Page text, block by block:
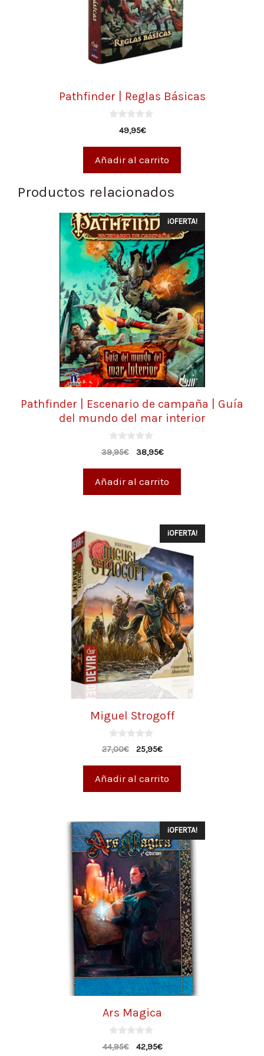
Pathfinder | Reglas Básicas
49,95€
Añadir al carrito
Productos relacionados
¡OFERTA!
Pathfinder | Escenario de campaña | Guía
del mundo del mar interior
0
d
39,95€ 38,95€
Añadir al carrito
¡OFERTA!
Miguel Strogoff
0
d
27,00€ 25,95€
Añadir al carrito
¡OFERTA!
Ars Magica
0
d
44,95€ 42,95€